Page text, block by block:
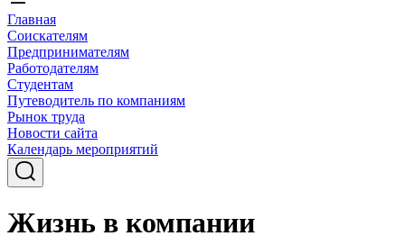
Главная
Соискателям
Предпринимателям
Работодателям
Студентам
Путеводитель по компаниям
Рынок труда
Новости сайта
Календарь мероприятий
Жизнь в компании